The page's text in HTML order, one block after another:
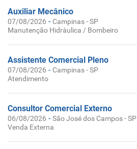
Auxiliar Mecânico
07/08/2026 - Campinas - SP
Manutenção Hidráulica / Bombeiro
Assistente Comercial Pleno
07/08/2026 - Campinas - SP
Atendimento
Consultor Comercial Externo
06/08/2026 -São José dos Campos - SP
Venda Externa